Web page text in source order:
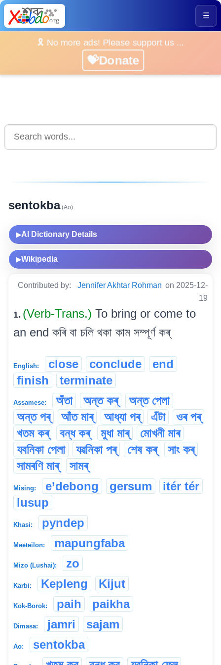
☰
🎗️ No more ads! Please support us ...
💝Donate
sentokba(Ao)
▶AI Dictionary Details
▶Wikipedia
Contributed by: Jennifer Akhtar Rohman on 2025-12-
19
1. (Verb-Trans.) To bring or come to
an end কৰি বা চলি থকা কাম সম্পূৰ্ণ কৰ্
English: close conclude
end
finish
terminate
Assamese: অঁতা অন্ত কৰ্
অন্ত পেলা
অন্ত পৰ্
আঁত মাৰ্ আধ্যা পৰ্ এঁটা
ওৰ পৰ্
খতম কৰ্
বন্ধ কৰ্ মুধা মাৰ্
মোখনী মাৰ
যবনিকা পেলা
যৱনিকা পৰ্ শেষ কৰ্
সাং কৰ্
সামৰণি মাৰ্
সামৰ্
Mising: e’debong gersum
itér tér
lusup
Khasi: pyndep
Meeteilon: mapungfaba
Mizo (Lushai): zo
Karbi: Kepleng Kijut
Kok-Borok: paih paikha
Dimasa: jamri sajam
Ao: sentokba